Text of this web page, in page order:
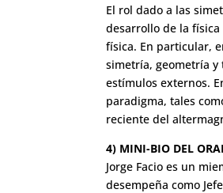
El rol dado a las
desarrollo de la
física. En particular,
simetría, geometría
estímulos externos.
paradigma, tales
reciente del
4) MINI-BIO DEL
Jorge Facio es un
desempeña como